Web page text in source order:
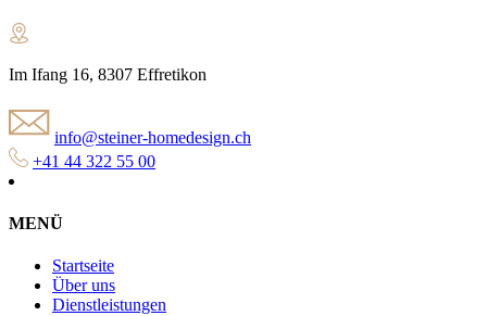
Im Ifang 16, 8307 Effretikon
info@steiner-homedesign.ch
+41 44 322 55 00
MENÜ
Startseite
Über uns
Dienstleistungen